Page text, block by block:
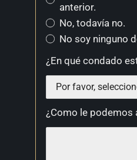
anterior.
No, todavía no.
No soy ninguno
¿En qué condado
¿Como le podemos